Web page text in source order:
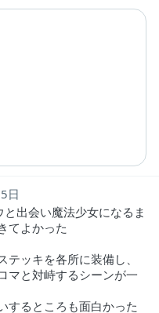
日
出会い魔法少女になるま
てよかった
ッキを各所に装備し、
マと対峙するシーンが一
するところも面白かった